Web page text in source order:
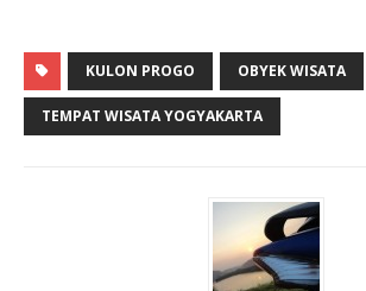
KULON PROGO OBYEK WISATA
TEMPAT WISATA YOGYAKARTA